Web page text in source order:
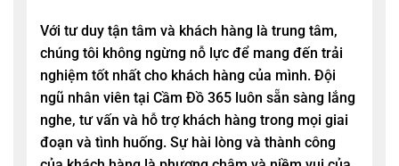
Với tư duy tận tâm và khách hàng là trung tâm,
chúng tôi không ngừng nỗ lực để mang đến trải
nghiệm tốt nhất cho khách hàng của mình. Đội
ngũ nhân viên tại Cầm Đồ 365 luôn sẵn sàng lắng
nghe, tư vấn và hỗ trợ khách hàng trong mọi giai
đoạn và tình huống. Sự hài lòng và thành công